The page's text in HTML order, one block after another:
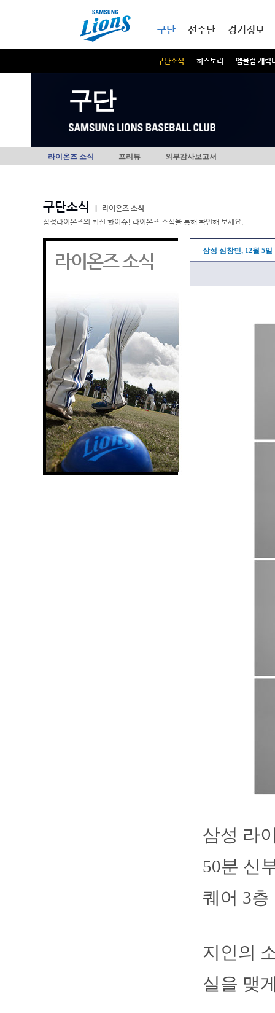
구단
구단소식 히스토리 엠블럼 캐릭
선수단 경기정보
구단
라이온즈 소식 프리뷰 외부감사보고서
구단소식
라이온즈 소식
삼성라이온즈의 최신 핫이슈! 라이온즈 소식을 통해 확인해 보세요.
라이온즈 소식 삼성 심창민, 12월 5일
삼성 라
50분 신
퀘어 3
지인의
실을 맺